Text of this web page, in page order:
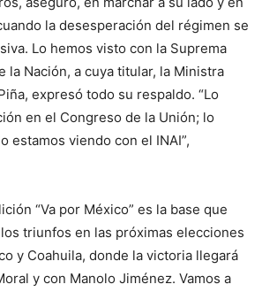
la desesperación del régimen se
Lo hemos visto con la Suprema
la Nación, a cuya titular, la Ministra
expresó todo su respaldo. “Lo
en el Congreso de la Unión; lo
estamos viendo con el INAI”,
“Va por México” es la base que
triunfos en las próximas elecciones
y Coahuila, donde la victoria llegará
y con Manolo Jiménez. Vamos a